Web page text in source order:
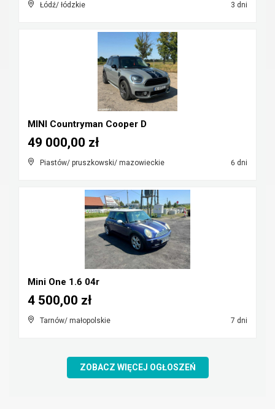
Łódź/ łódzkie 3 dni
MINI Countryman Cooper D
Piastów/ pruszkowski/ mazowieckie 6 dni
49 000,00 zł
Mini One 1.6 04r
Tarnów/ małopolskie 7 dni
4 500,00 zł
ZOBACZ WIĘCEJ OGŁOSZEŃ